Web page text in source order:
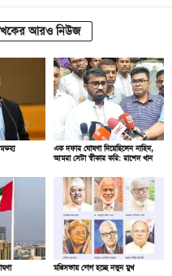
আরও নিউজ
এক দফার ঘোষণা দিয়েছিলেন নাহিদ,
আমরা সেটা স্বীকার করি: রাশেদ খান
মন্ত্রিসভায় যোগ হচ্ছে নতুন মুখ